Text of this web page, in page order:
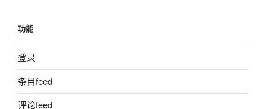
功能
登录
条目feed
评论feed